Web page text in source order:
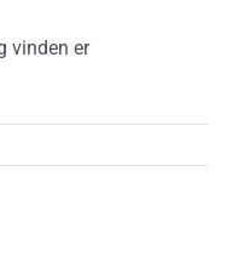
vinden er